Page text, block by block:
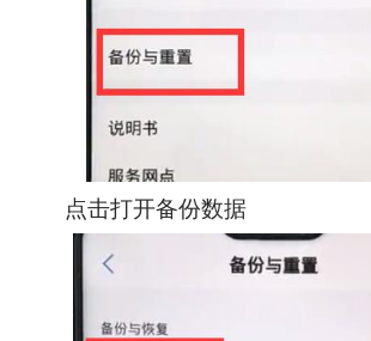
点击打开备份数据